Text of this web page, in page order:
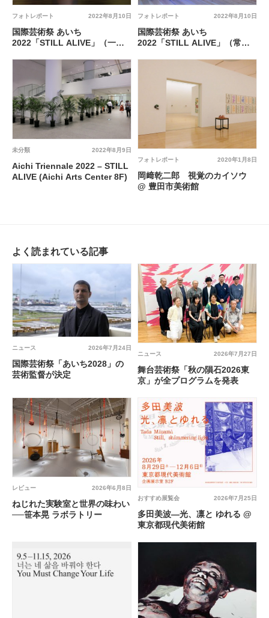
2022年8月10日
フォトレポート
国際芸術祭 あいち
2022「STILL ALIVE」（一宮
2022年8月10日
フォトレポート
国際芸術祭 あいち
2022「STILL ALIVE」（常滑
2022年8月9日
未分類
Aichi Triennale 2022 – STILL
ALIVE (Aichi Arts Center 8F)
2020年1月8日
フォトレポート
岡﨑乾二郎 視覚のカイソウ
@ 豊田市美術館
よく読まれている記事
2026年7月24日
ニュース
国際芸術祭「あいち2028」の
芸術監督が決定
2026年7月27日
ニュース
舞台芸術祭「秋の隕石2026東
京」が全プログラムを発表
2026年6月8日
レビュー
ねじれた実験室と世界の味わい
──笹本晃 ラボラトリー
2026年7月25日
おすすめ展覧会
多田美波―光、凛と ゆれる @
東京都現代美術館